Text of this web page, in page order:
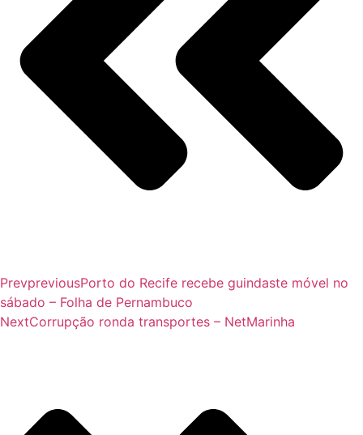
PrevpreviousPorto do Recife recebe guindaste móvel no
sábado – Folha de Pernambuco
NextCorrupção ronda transportes – NetMarinha